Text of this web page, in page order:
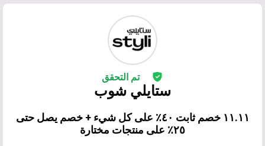
تم التحقق
ستايلي شوب
١١.١١ خصم ثابت ٤٠٪ على كل شيء + خصم يصل حتى
٢٥٪ على منتجات مختارة